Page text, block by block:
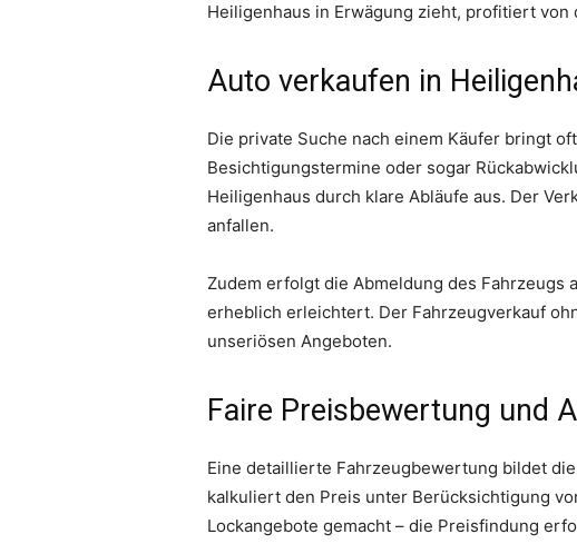
Heiligenhaus in Erwägung zieht, profitiert
Auto verkaufen in
Die private Suche nach einem Käufer bringt
Besichtigungstermine oder sogar
Heiligenhaus durch klare Abläufe aus. Der
anfallen.
Zudem erfolgt die Abmeldung des
erheblich erleichtert. Der Fahrzeugverkauf
unseriösen Angeboten.
Faire Preisbewertung und
Eine detaillierte Fahrzeugbewertung bildet
kalkuliert den Preis unter Berücksichtigung
Lockangebote gemacht – die Preisfindung